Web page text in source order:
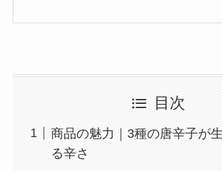
目次
商品の魅力｜3種の唐辛子が
る辛さ